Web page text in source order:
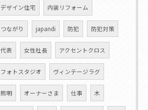
デザイン住宅 内装リフォーム
つながり japandi 防犯 防犯対策
代表 女性社長 アクセントクロス
フォトスタジオ ヴィンテージラグ
照明 オーナーさま 仕事 木